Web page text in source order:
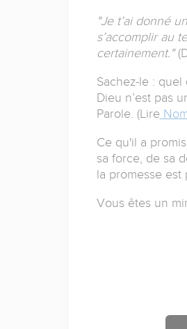
"Je t’ai donné
s’accomplir au
certainement."
Sachez-le :
Dieu n’est pas
Parole. (Lire
Ce qu'il a
sa force, de sa
la promesse est
Vous êtes un